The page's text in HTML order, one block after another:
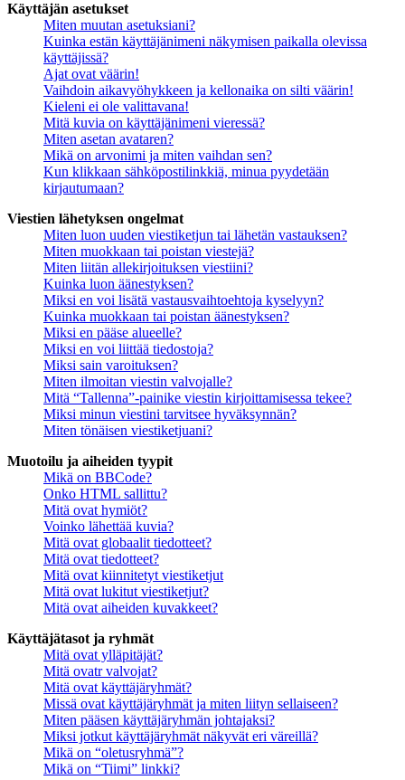
Käyttäjän asetukset
Miten muutan asetuksiani?
Kuinka estän käyttäjänimeni näkymisen paikalla olevissa
käyttäjissä?
Ajat ovat väärin!
Vaihdoin aikavyöhykkeen ja kellonaika on silti väärin!
Kieleni ei ole valittavana!
Mitä kuvia on käyttäjänimeni vieressä?
Miten asetan avataren?
Mikä on arvonimi ja miten vaihdan sen?
Kun klikkaan sähköpostilinkkiä, minua pyydetään
kirjautumaan?
Viestien lähetyksen ongelmat
Miten luon uuden viestiketjun tai lähetän vastauksen?
Miten muokkaan tai poistan viestejä?
Miten liitän allekirjoituksen viestiini?
Kuinka luon äänestyksen?
Miksi en voi lisätä vastausvaihtoehtoja kyselyyn?
Kuinka muokkaan tai poistan äänestyksen?
Miksi en pääse alueelle?
Miksi en voi liittää tiedostoja?
Miksi sain varoituksen?
Miten ilmoitan viestin valvojalle?
Mitä “Tallenna”-painike viestin kirjoittamisessa tekee?
Miksi minun viestini tarvitsee hyväksynnän?
Miten tönäisen viestiketjuani?
Muotoilu ja aiheiden tyypit
Mikä on BBCode?
Onko HTML sallittu?
Mitä ovat hymiöt?
Voinko lähettää kuvia?
Mitä ovat globaalit tiedotteet?
Mitä ovat tiedotteet?
Mitä ovat kiinnitetyt viestiketjut
Mitä ovat lukitut viestiketjut?
Mitä ovat aiheiden kuvakkeet?
Käyttäjätasot ja ryhmät
Mitä ovat ylläpitäjät?
Mitä ovatr valvojat?
Mitä ovat käyttäjäryhmät?
Missä ovat käyttäjäryhmät ja miten liityn sellaiseen?
Miten pääsen käyttäjäryhmän johtajaksi?
Miksi jotkut käyttäjäryhmät näkyvät eri väreillä?
Mikä on “oletusryhmä”?
Mikä on “Tiimi” linkki?